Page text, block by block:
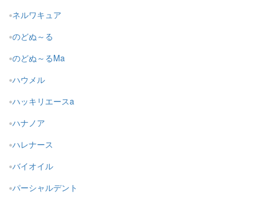
ネルワキュア
のどぬ～る
のどぬ～るMa
ハウメル
ハッキリエースa
ハナノア
ハレナース
バイオイル
パーシャルデント